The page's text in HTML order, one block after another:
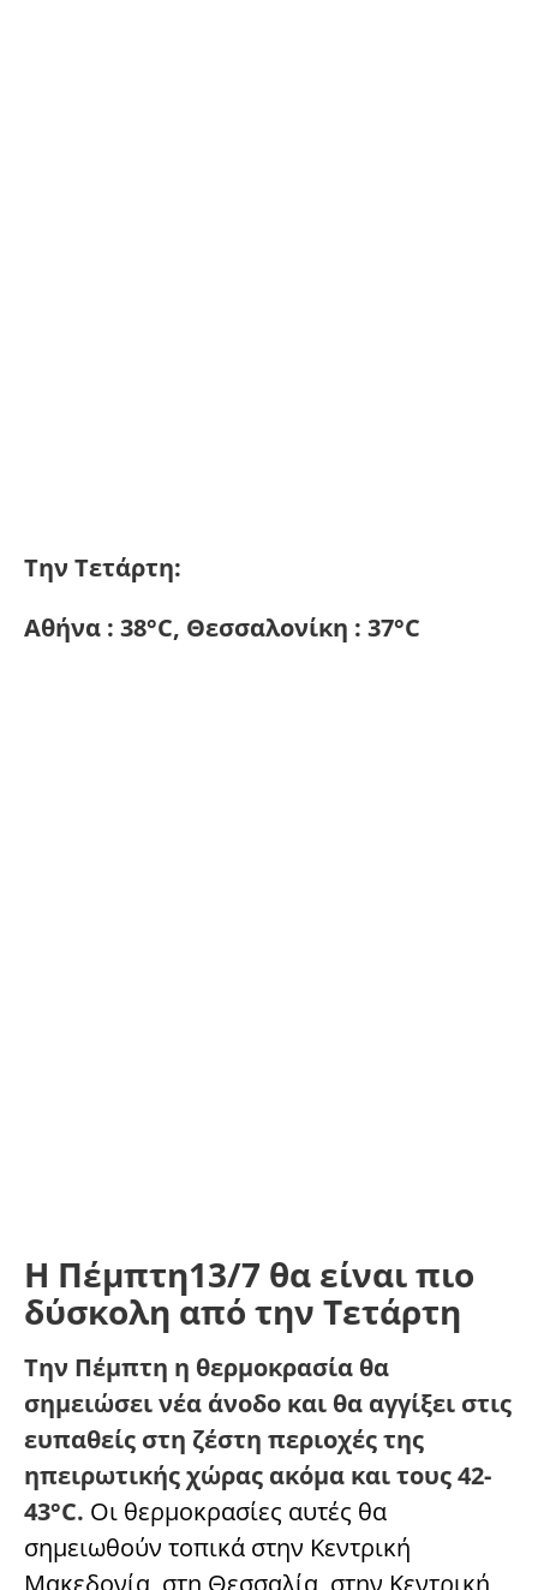
Την Τετάρτη:
Αθήνα : 38°C, Θεσσαλονίκη : 37°C
Η Πέμπτη13/7 θα είναι πιο
δύσκολη από την Τετάρτη
Την Πέμπτη η θερμοκρασία θα
σημειώσει νέα άνοδο και θα αγγίξει στις
ευπαθείς στη ζέστη περιοχές της
ηπειρωτικής χώρας ακόμα και τους 42-
43°C. Οι θερμοκρασίες αυτές θα
σημειωθούν τοπικά στην Κεντρική
Μακεδονία, στη Θεσσαλία, στην Κεντρική